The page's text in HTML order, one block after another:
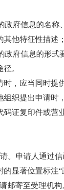
政府信息的名称
他特征性描述；
政府信息的形式
。
时，应当同时提
组织提出申请时
码证复印件或营
请。申请人通过
的显著位置标注
邮寄至受理机构